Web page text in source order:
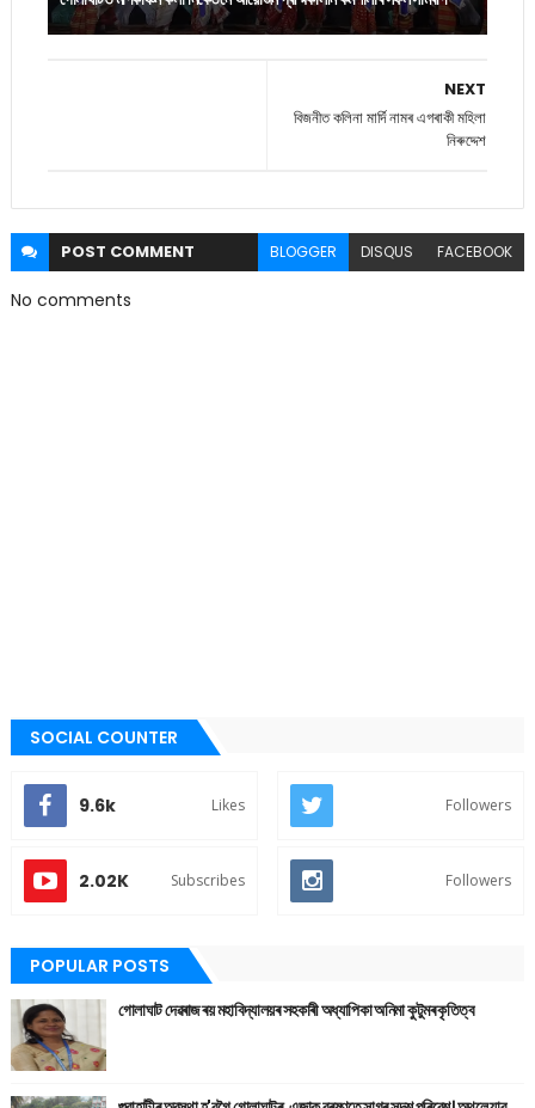
NEXT
বিজনীত কলিনা মাৰ্দি নামৰ এগৰাকী মহিলা
নিৰুদ্দেশ
POST COMMENT BLOGGER DISQUS FACEBOOK
No comments
SOCIAL COUNTER
9.6k Likes Followers
2.02K Subscribes Followers
POPULAR POSTS
গোলাঘাট দেৱৰাজ ৰয় মহাবিদ্যালয়ৰ সহকাৰী অধ্যাপিকা অনিমা কুটুমৰ কৃতিত্ব